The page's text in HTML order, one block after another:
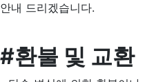
안내 드리겠습니다.
#환불 및 교환